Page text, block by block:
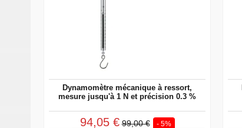
Dynamomètre mécanique à ressort,
mesure jusqu'à 1 N et précision 0.3 %
94,05 € 99,00 € - 5%